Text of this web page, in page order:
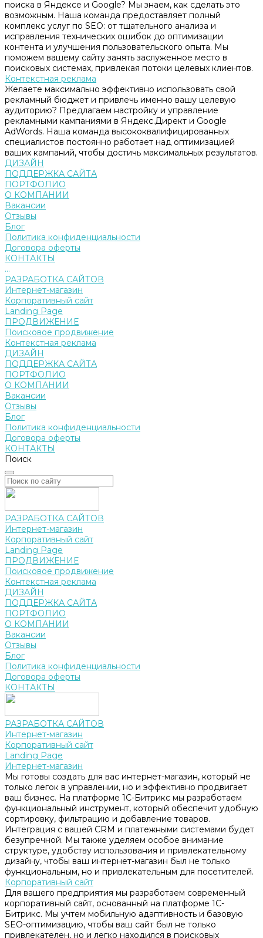
поиска в Яндексе и Google? Мы знаем, как сделать это
возможным. Наша команда предоставляет полный
комплекс услуг по SEO: от тщательного анализа и
исправления технических ошибок до оптимизации
контента и улучшения пользовательского опыта. Мы
поможем вашему сайту занять заслуженное место в
поисковых системах, привлекая потоки целевых клиентов.
Контекстная реклама
Желаете максимально эффективно использовать свой
рекламный бюджет и привлечь именно вашу целевую
аудиторию? Предлагаем настройку и управление
рекламными кампаниями в Яндекс.Директ и Google
AdWords. Наша команда высококвалифицированных
специалистов постоянно работает над оптимизацией
ваших кампаний, чтобы достичь максимальных результатов.
ДИЗАЙН
ПОДДЕРЖКА САЙТА
ПОРТФОЛИО
О КОМПАНИИ
Вакансии
Отзывы
Блог
Политика конфиденциальности
Договора оферты
КОНТАКТЫ
...
РАЗРАБОТКА САЙТОВ
Интернет-магазин
Корпоративный сайт
Landing Page
ПРОДВИЖЕНИЕ
Поисковое продвижение
Контекстная реклама
ДИЗАЙН
ПОДДЕРЖКА САЙТА
ПОРТФОЛИО
О КОМПАНИИ
Вакансии
Отзывы
Блог
Политика конфиденциальности
Договора оферты
КОНТАКТЫ
Поиск
РАЗРАБОТКА САЙТОВ
Интернет-магазин
Корпоративный сайт
Landing Page
ПРОДВИЖЕНИЕ
Поисковое продвижение
Контекстная реклама
ДИЗАЙН
ПОДДЕРЖКА САЙТА
ПОРТФОЛИО
О КОМПАНИИ
Вакансии
Отзывы
Блог
Политика конфиденциальности
Договора оферты
КОНТАКТЫ
РАЗРАБОТКА САЙТОВ
Интернет-магазин
Корпоративный сайт
Landing Page
Интернет-магазин
Мы готовы создать для вас интернет-магазин, который не
только легок в управлении, но и эффективно продвигает
ваш бизнес. На платформе 1С-Битрикс мы разработаем
функциональный инструмент, который обеспечит удобную
сортировку, фильтрацию и добавление товаров.
Интеграция с вашей CRM и платежными системами будет
безупречной. Мы также уделяем особое внимание
структуре, удобству использования и привлекательному
дизайну, чтобы ваш интернет-магазин был не только
функциональным, но и привлекательным для посетителей.
Корпоративный сайт
Для вашего предприятия мы разработаем современный
корпоративный сайт, основанный на платформе 1С-
Битрикс. Мы учтем мобильную адаптивность и базовую
SEO-оптимизацию, чтобы ваш сайт был не только
привлекателен, но и легко находился в поисковых